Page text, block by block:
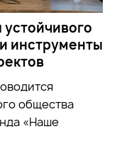
инструменты
общества
«Наше